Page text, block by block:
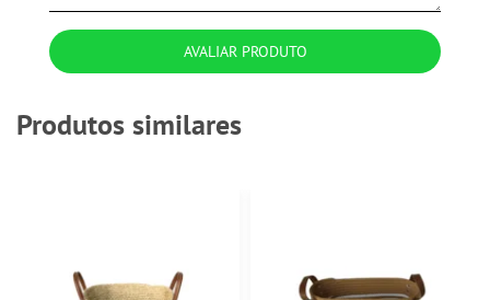
AVALIAR PRODUTO
Produtos similares